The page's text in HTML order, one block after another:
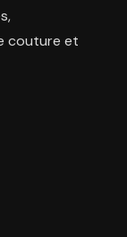
couture et